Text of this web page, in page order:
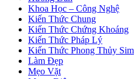
Khoa Học – Công Nghệ
Kiến Thức Chung
Kiến Thức Chứng Khoáng
Kiến Thức Pháp Lý
Kiến Thức Phong Thủy Sim
Làm Đẹp
Mẹo Vặt